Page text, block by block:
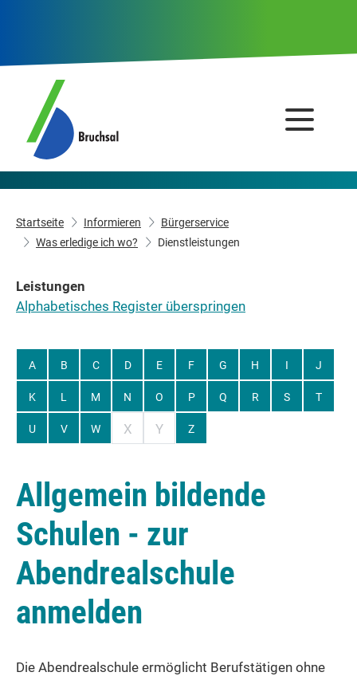
Startseite Informieren
Bürgerservice
Was erledige ich wo?
Dienstleistungen
Leistungen
Alphabetisches Register überspringen
A B C D E F G H I J
K L M N O P Q R S T
U V W X Y Z
Allgemein bildende
Schulen - zur
Abendrealschule
anmelden
Die Abendrealschule ermöglicht Berufstätigen ohne